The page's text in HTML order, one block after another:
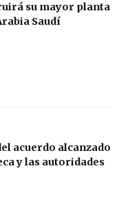
su mayor planta
Saudí
acuerdo alcanzado
y las autoridades